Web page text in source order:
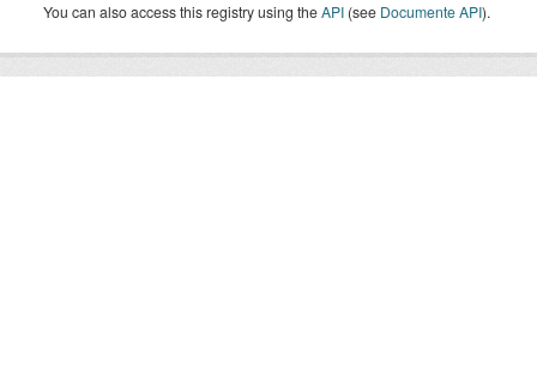
You can also access this registry using theAPI (see Documente API).